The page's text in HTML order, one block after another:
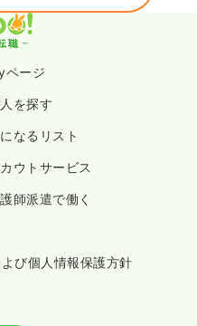
ページ
を探す
なるリスト
ウトサービス
師派遣で働く
び個人情報保護方針